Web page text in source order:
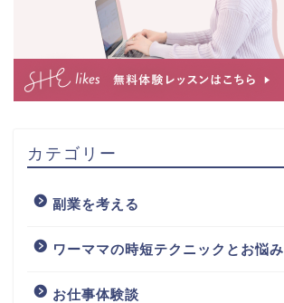
カテゴリー
副業を考える
ワーママの時短テクニックとお悩み
お仕事体験談